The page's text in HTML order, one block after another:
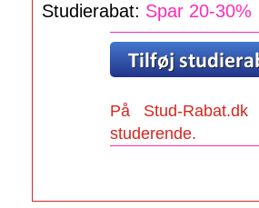
Studierabat: Spar 20-30%
På Stud-
studerende.